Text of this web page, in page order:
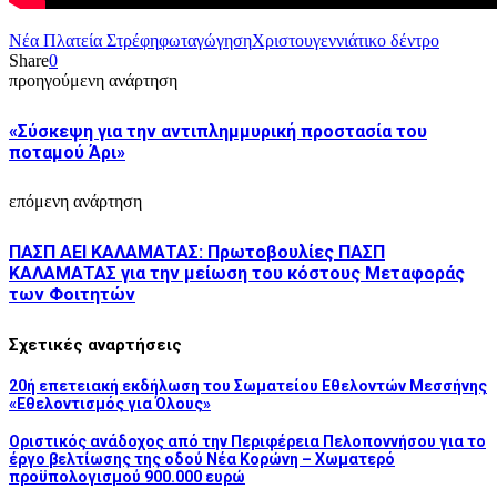
Νέα Πλατεία ΣτρέφηφωταγώγησηΧριστουγεννιάτικο δέντρο
Share0
προηγούμενη ανάρτηση
«Σύσκεψη για την αντιπλημμυρική προστασία του
ποταμού Άρι»
επόμενη ανάρτηση
ΠΑΣΠ ΑΕΙ ΚΑΛΑΜΑΤΑΣ: Πρωτοβουλίες ΠΑΣΠ
ΚΑΛΑΜΑΤΑΣ για την μείωση του κόστους Μεταφοράς
των Φοιτητών
Σχετικές αναρτήσεις
20ή επετειακή εκδήλωση του Σωματείου Εθελοντών Μεσσήνης
«Εθελοντισμός για Όλους»
Οριστικός ανάδοχος από την Περιφέρεια Πελοποννήσου για το
έργο βελτίωσης της οδού Νέα Κορώνη – Χωματερό
προϋπολογισμού 900.000 ευρώ